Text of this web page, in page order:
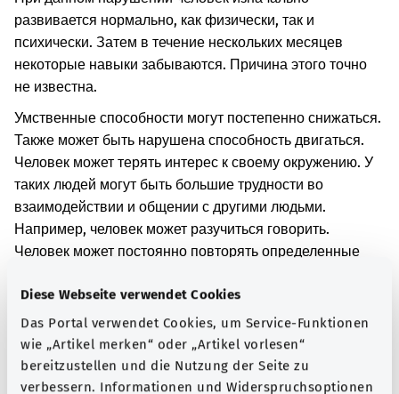
Diese Webseite verwendet Cookies
Das Portal verwendet Cookies, um Service-Funktionen
wie „Artikel merken“ oder „Artikel vorlesen“
bereitzustellen und die Nutzung der Seite zu
verbessern. Informationen und Widerspruchsoptionen
развивается нормально, как физически, так и
психически. Затем в течение нескольких месяцев
некоторые навыки забываются. Причина этого точно
не известна.
Умственные способности могут постепенно снижаться.
Также может быть нарушена способность двигаться.
Человек может терять интерес к своему окружению. У
таких людей могут быть большие трудности во
взаимодействии и общении с другими людьми.
Например, человек может разучиться говорить.
Человек может постоянно повторять определенные
мочеиспусканием и дефекацией. Также могут
проявляться другие симптомы.
Дополнительные обозначения